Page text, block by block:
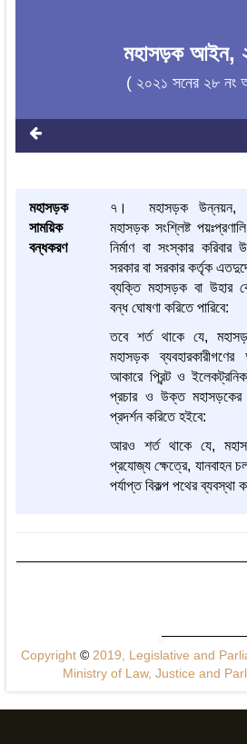
মহাসড়ক আইন,
( ২০২১ সনের ২৮ নং
মহাসড়ক
সাময়িক
বন্ধকরণ
৭। মহাসড়ক উন্নয়ন,
মহাসড়ক সংশ্লিষ্ট
নির্মাণ বা সংস্কার করিবার
সরকার বা সরকার কর্তৃক
ব্যক্তি মহাসড়ক বা উহার
বন্ধ ঘোষণা করিতে পারিবে:
তবে শর্ত থাকে যে,
মহাসড়ক
আকারে প্রিন্ট ও
প্রচার ও উক্ত মহাসড়কের
প্রদর্শন করিতে হইবে:
আরও শর্ত থাকে যে,
প্রযোজ্য ক্ষেত্রে, যানবাহন
পর্যাপ্ত বিকল্প পথের ব্যবস্থা
Copyright ©2019, Legislative and
Ministry of Law, Justice and